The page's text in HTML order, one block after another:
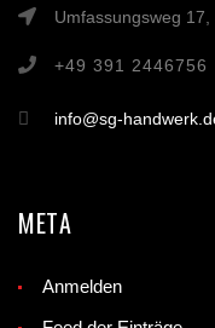
Umfassungsweg
+49 391 2446756
info@sg-
META
Anmelden